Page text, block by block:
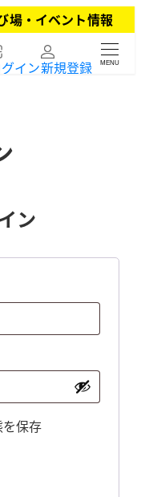
場・イベント情報
イン新規登録 MENU
ン
保存